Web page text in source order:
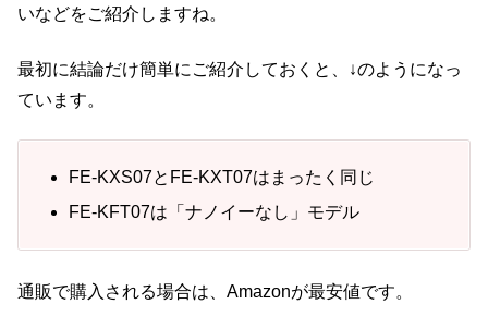
いなどをご紹介しますね。
最初に結論だけ簡単にご紹介しておくと、↓のようになっ
ています。
FE-KXS07とFE-KXT07はまったく同じ
FE-KFT07は「ナノイーなし」モデル
通販で購入される場合は、Amazonが最安値です。